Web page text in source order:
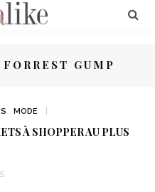
GUMP
MODE
À SHOPPER AU PLUS